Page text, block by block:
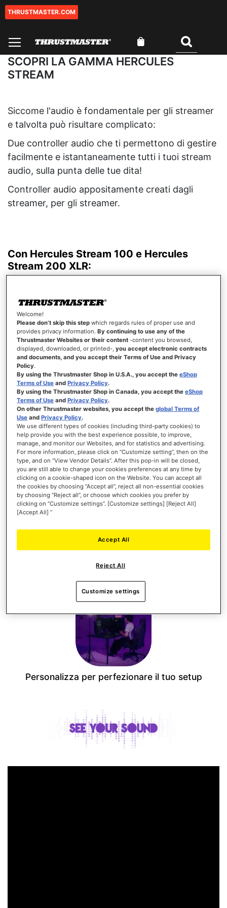
Salta
THRUSTMASTER.COM
SCOPRI LA GAMMA HERCULES
STREAM
Siccome l'audio è fondamentale per gli streamer
e talvolta può risultare complicato:
Due controller audio che ti permettono di gestire
facilmente e istantaneamente tutti i tuoi stream
audio, sulla punta delle tue dita!
Controller audio appositamente creati dagli
streamer, per gli streamer.
Con Hercules Stream 100 e Hercules
Stream 200 XLR:
Gestisci tutto l'audio del tuo stream
Monitoraggio su schermo in tempo reale
Personalizza per perfezionare il tuo setup
Welcome!
Please don’t skip this step which regards rules of proper use and
provides privacy information.By continuing to use any of the
Thrustmaster Websites or their content -content you browsed,
displayed, downloaded, or printed-,you accept electronic contracts
and documents, and you accept their Terms of Use and Privacy
Policy.
By using the Thrustmaster Shop in U.S.A., you accept theeShop
Terms of Use andPrivacy Policy.
By using the Thrustmaster Shop in Canada, you accept theeShop
Terms of Use andPrivacy Policy.
On other Thrustmaster websites, you accept theglobal Terms of
Use andPrivacy Policy.
We use different types of cookies (including third-party cookies) to
help provide you with the best experience possible, to improve,
manage, and monitor our Websites, and for statistics and advertising.
For more information, please click on “Customize setting”, then on the
type, and on “View Vendor Details”. After this pop-in will be closed,
you are still able to change your cookies preferences at any time by
clicking on a cookie-shaped icon on the Website. You can accept all
the cookies by choosing “Accept all”, reject all non-essential cookies
by choosing “Reject all”, or choose which cookies you prefer by
clicking on “Customize settings”. [Customize settings] [Reject All]
[Accept All] ”
Reject All
Accept All
Customize settings